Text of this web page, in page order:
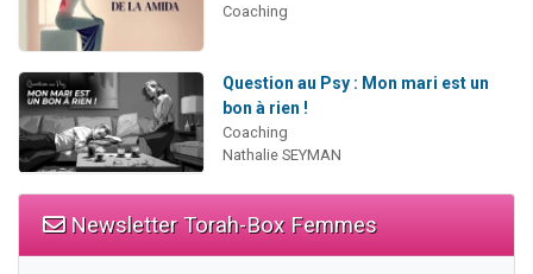
Coaching
Question au Psy : Mon mari est un
bon à rien !
Coaching
Nathalie SEYMAN
Newsletter Torah-Box Femmes